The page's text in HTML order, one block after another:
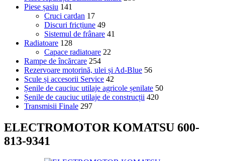
Piese șasiu 141
Cruci cardan 17
Discuri fricțiune 49
Sistemul de frânare 41
Radiatoare 128
Capace radiatoare 22
Rampe de încărcare 254
Rezervoare motorină, ulei și Ad-Blue 56
Scule și accesorii Service 42
Șenile de cauciuc utilaje agricole șenilate 50
Șenile de cauciuc utilaje de construcții 420
Transmisii Finale 297
ELECTROMOTOR KOMATSU 600-
813-9341